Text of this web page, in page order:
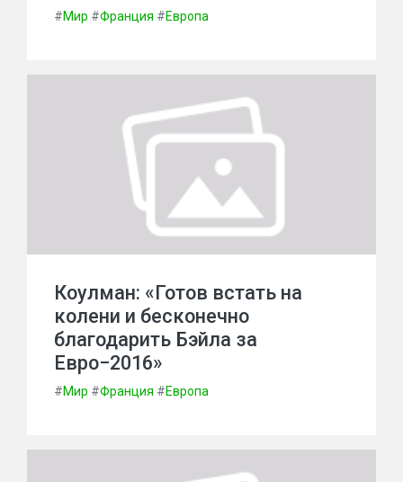
#Мир #Франция #Европа
Коулман: «Готов встать на
колени и бесконечно
благодарить Бэйла за
Евро−2016»
#Мир #Франция #Европа